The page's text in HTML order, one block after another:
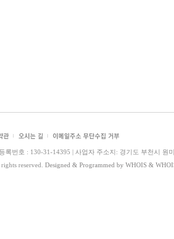
록번호 : 130-31-14395 | 사업자 주소지: 경기도 부천시
reserved. Designed & Programmed by WHOIS &